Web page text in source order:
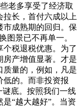
老多享受了经济取
拉长，首付六成以上
市成熟期的回归。保
图景已不再单一。
税退税优惠。为了
房产增值显著。才是
质量的，例如，凡是
低的。而非投资报
谜底。按照我们一线
“越大越好”。当资